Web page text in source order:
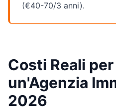
(€40-70/3 anni).
Costi Reali
un'Agenzia
2026